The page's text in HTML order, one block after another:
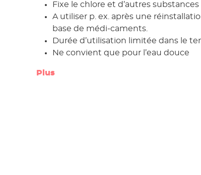
Fixe le chlore et d’autres
A utiliser p. ex. après une
base de médi-caments.
Durée d’utilisation limitée dans le
Ne convient que pour l’eau douce
Plus